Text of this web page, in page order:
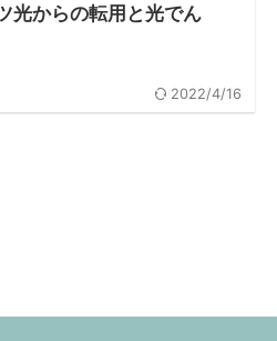
からの転用と光でん
2022/4/16